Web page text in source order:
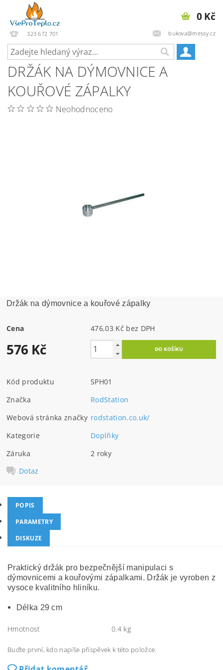
323 672 701 bukova@messy.cz
0 Kč
DRŽÁK NA DÝMOVNICE A
KOUŘOVÉ ZÁPALKY
Neohodnoceno
Držák na dýmovnice a kouřové zápalky
Cena 476,03 Kč bez DPH
576 Kč
Kód produktu
SPH01
Značka
RodStation
Webová stránka značky rodstation.co.uk/
Kategorie
Doplňky
Záruka
2 roky
Dotaz
POPIS
PARAMETRY
DISKUZE
Praktický držák pro bezpečnější manipulaci s
dýmovnicemi a kouřovými zápalkami. Držák je vyroben z
vysoce kvalitního hliníku.
Délka 29 cm
Hmotnost 0.4 kg
Buďte první, kdo napíše příspěvek k této položce.